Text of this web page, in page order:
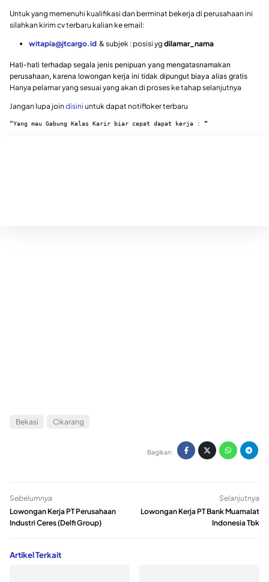
Untuk yang memenuhi kualifikasi dan berminat bekerja di perusahaan ini
silahkan kirim cv terbaru kalian ke email:
witapia@jtcargo.id & subjek : posisi yg dilamar_nama
Hati-hati terhadap segala jenis penipuan yang mengatasnamakan
perusahaan, karena lowongan kerja ini tidak dipungut biaya alias gratis
Hanya pelamar yang sesuai yang akan di proses ke tahap selanjutnya
Jangan lupa join disini untuk dapat notifloker terbaru
“Yang mau Gabung Kelas Karir biar cepat dapat kerja : “
Bekasi Cikarang
Bagikan:
Sebelumnya
Lowongan Kerja PT Perusahaan
Industri Ceres (Delfi Group)
Selanjutnya
Lowongan Kerja PT Bank Muamalat
Indonesia Tbk
Artikel Terkait